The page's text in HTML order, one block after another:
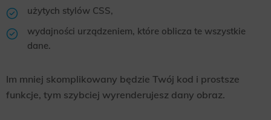
użytych stylów CSS,
wydajności urządzeniem, które oblicza te wszystkie
dane.
Im mniej skomplikowany będzie Twój kod i prostsze
funkcje, tym szybciej wyrenderujesz dany obraz.